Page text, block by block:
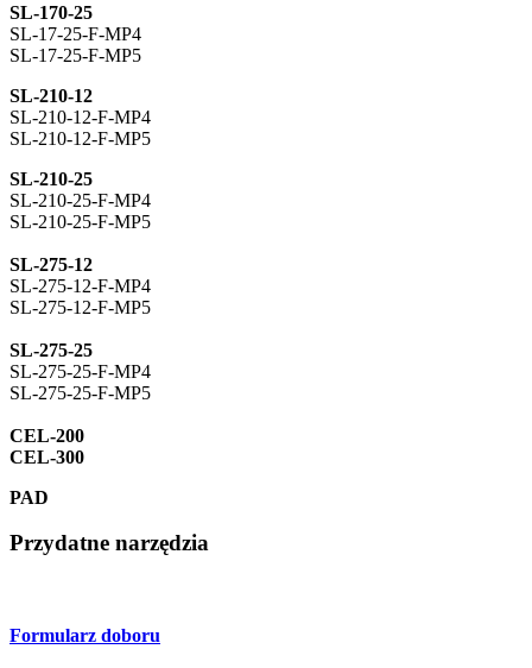
SL-170-25
SL-17-25-F-MP4
SL-17-25-F-MP5
SL-210-12
SL-210-12-F-MP4
SL-210-12-F-MP5
SL-210-25
SL-210-25-F-MP4
SL-210-25-F-MP5
SL-275-12
SL-275-12-F-MP4
SL-275-12-F-MP5
SL-275-25
SL-275-25-F-MP4
SL-275-25-F-MP5
CEL-200
CEL-300
PAD
Przydatne narzędzia
Formularz doboru